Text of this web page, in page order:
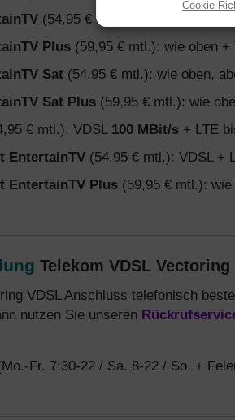
Cookie-
(54,95 € mtl.): VDSL bis
Plus (59,95 € mtl.): wie oben +
Sat (54,95 € mtl.): wie oben,
Sat Plus (59,95 € mtl.): wie
€ mtl.): VDSL 100 MBit/s + LTE
EntertainTV (54,95 € mtl.): VDSL +
EntertainTV Plus (59,95 € mtl.):
Telekom VDSL Vectoring
VDSL Anschluss telefonisch
nutzen Sie unseren
Fr. 7:30-22 / Sa. 8-22 / So. +